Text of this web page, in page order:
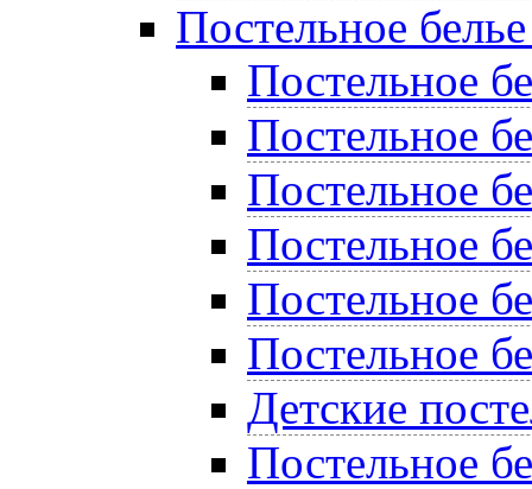
Постельное
Постельное
Постельное
Постельное
Постельное
Постельное
Постельное
Детские
Постельное